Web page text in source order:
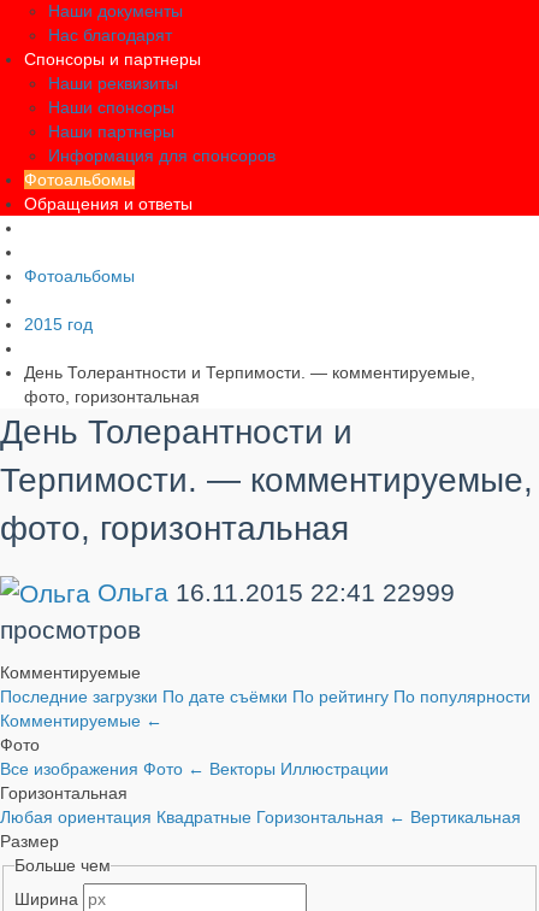
Наши документы
Нас благодарят
Спонсоры и партнеры
Наши реквизиты
Наши спонсоры
Наши партнеры
Информация для спонсоров
Фотоальбомы
Обращения и ответы
Фотоальбомы
2015 год
День Толерантности и Терпимости. — комментируемые,
фото, горизонтальная
День Толерантности и
Терпимости. — комментируемые,
фото, горизонтальная
Ольга 16.11.2015 22:41 22999
просмотров
Комментируемые
Последние загрузки По дате съёмки По рейтингу По популярности
Комментируемые ←
Фото
Все изображения Фото ← Векторы Иллюстрации
Горизонтальная
Любая ориентация Квадратные Горизонтальная ← Вертикальная
Размер
Больше чем
Ширина